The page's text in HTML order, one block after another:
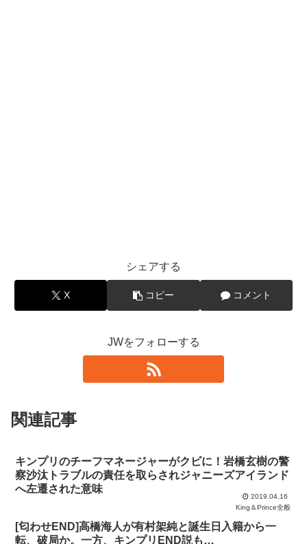
シェアする
X コピー コメント
JWをフォローする
関連記事
キンプリのチーフマネージャーがクビに！岩橋玄樹の警
察沙汰トラブルの責任を取らされジャニーズアイランド
へ左遷された意味
2019.04.16
King＆Prince全般
[匂わせEND]高橋海人が有村架純と誕生日入籍から一
転、破局か。一方、キンプリEND説も…